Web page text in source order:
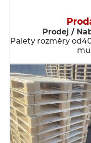
Prodej /
Palety rozměry